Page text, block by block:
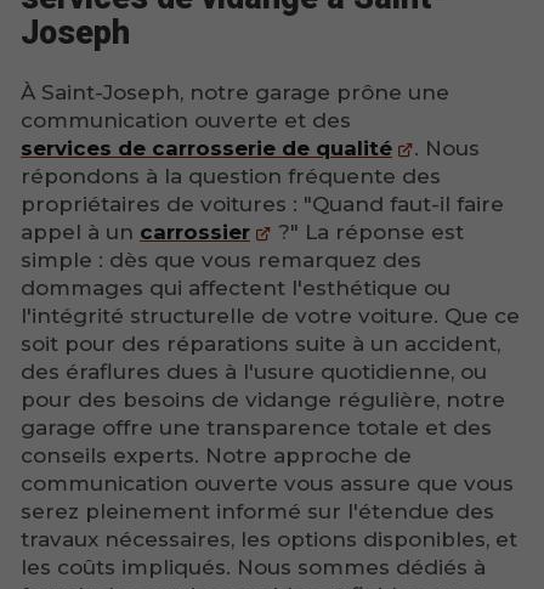
Joseph
À Saint-Joseph, notre garage prône une
communication ouverte et des
services de carrosserie de qualité
. Nous
répondons à la question fréquente des
propriétaires de voitures : "Quand faut-il faire
appel à un carrossier
?" La réponse est
simple : dès que vous remarquez des
dommages qui affectent l'esthétique ou
l'intégrité structurelle de votre voiture. Que ce
soit pour des réparations suite à un accident,
des éraflures dues à l'usure quotidienne, ou
pour des besoins de vidange régulière, notre
garage offre une transparence totale et des
conseils experts. Notre approche de
communication ouverte vous assure que vous
serez pleinement informé sur l'étendue des
travaux nécessaires, les options disponibles, et
les coûts impliqués. Nous sommes dédiés à